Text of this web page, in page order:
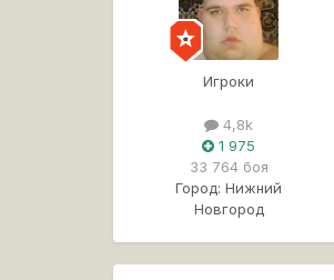
Игроки
4,8k
1 975
33 764 боя
Город: Нижний
Новгород